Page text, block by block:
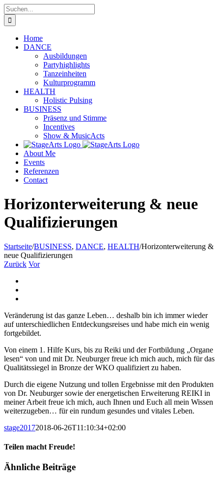
Zum
Inhalt
springen
Suche
nach:
Home
DANCE
Ausbildungen
Partyhighlights
Tanzeinheiten
Kulturprogramm
HEALTH
Holistic Pulsing
BUSINESS
Präsenz und Stimme
Incentives
Show & MusicActs
About Me
Events
Referenzen
Contact
Horizonterweiterung & neue
Qualifizierungen
Startseite/BUSINESS, DANCE, HEALTH/Horizonterweiterung &
neue Qualifizierungen
Zurück Vor
Veränderung ist das ganze Leben… deshalb bin ich immer wieder
auf unterschiedlichen Entdeckungsreises und habe mich ein wenig
fortgebildet.
Von einem 1. Hilfe Kurs, bis zu Reiki und der Fortbildung „Organe
lesen“ von und mit Dr. Neuburger freue ich mich auch, mich für das
Qualitätssiegel in Bronze der WKO qualifiziert zu haben.
Durch die eigene Nutzung und tollen Ergebnisse mit den Produkten
von Dr. Neuburger sowie der energetischen Erweiterung REIKI in
meiner Arbeit freue ich mich, auch Ihnen und Euch all mein Wissen
weiterzugeben… für ein rundum gesundes und vitales Leben.
stage20172018-06-26T11:10:34+02:00
Teilen macht Freude!
Facebook
Twitter
LinkedIn
Pinterest
E-
Ähnliche Beiträge